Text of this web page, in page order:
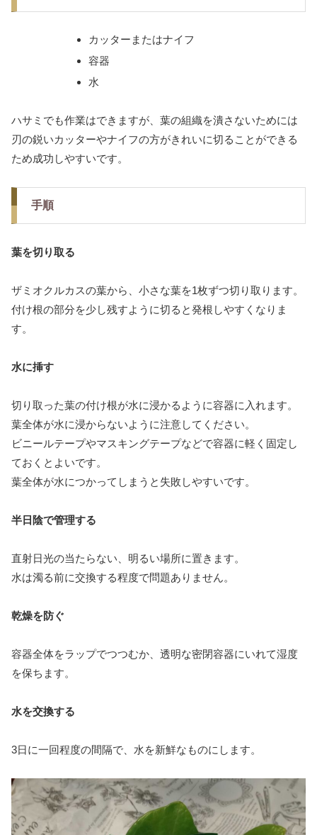
カッターまたはナイフ
容器
水
ハサミでも作業はできますが、葉の組織を潰さないためには
刃の鋭いカッターやナイフの方がきれいに切ることができる
ため成功しやすいです。
手順
葉を切り取る
ザミオクルカスの葉から、小さな葉を1枚ずつ切り取ります。
付け根の部分を少し残すように切ると発根しやすくなりま
す。
水に挿す
切り取った葉の付け根が水に浸かるように容器に入れます。
葉全体が水に浸からないように注意してください。
ビニールテープやマスキングテープなどで容器に軽く固定し
ておくとよいです。
葉全体が水につかってしまうと失敗しやすいです。
半日陰で管理する
直射日光の当たらない、明るい場所に置きます。
水は濁る前に交換する程度で問題ありません。
乾燥を防ぐ
容器全体をラップでつつむか、透明な密閉容器にいれて湿度
を保ちます。
水を交換する
3日に一回程度の間隔で、水を新鮮なものにします。